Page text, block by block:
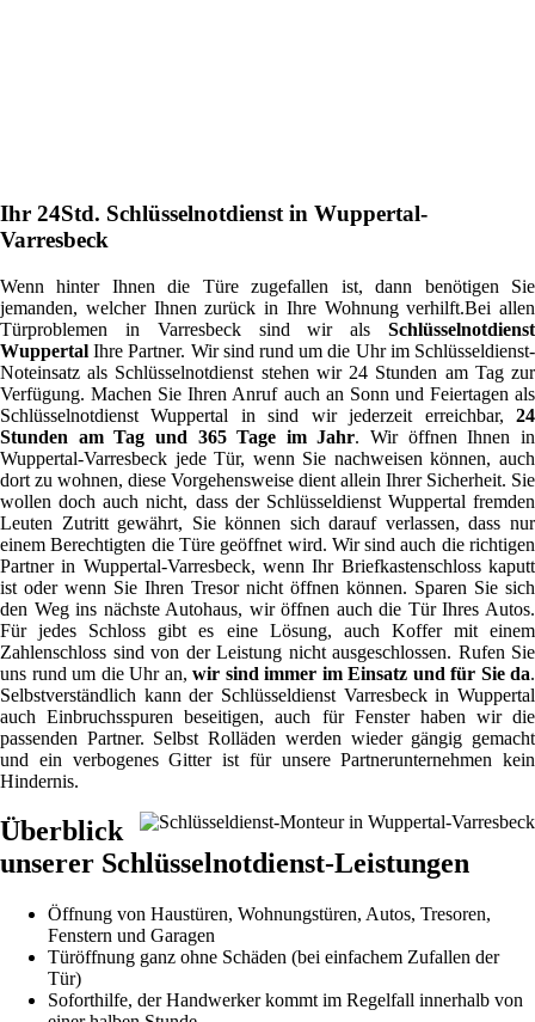
Ihr 24Std. Schlüsselnotdienst in Wuppertal-
Varresbeck
Wenn hinter Ihnen die Türe zugefallen ist, dann benötigen Sie
jemanden, welcher Ihnen zurück in Ihre Wohnung verhilft.Bei allen
Türproblemen in Varresbeck sind wir als Schlüsselnotdienst
Wuppertal Ihre Partner. Wir sind rund um die Uhr im Schlüsseldienst-
Noteinsatz als Schlüsselnotdienst stehen wir 24 Stunden am Tag zur
Verfügung. Machen Sie Ihren Anruf auch an Sonn und Feiertagen als
Schlüsselnotdienst Wuppertal in sind wir jederzeit erreichbar, 24
Stunden am Tag und 365 Tage im Jahr. Wir öffnen Ihnen in
Wuppertal-Varresbeck jede Tür, wenn Sie nachweisen können, auch
dort zu wohnen, diese Vorgehensweise dient allein Ihrer Sicherheit. Sie
wollen doch auch nicht, dass der Schlüsseldienst Wuppertal fremden
Leuten Zutritt gewährt, Sie können sich darauf verlassen, dass nur
einem Berechtigten die Türe geöffnet wird. Wir sind auch die richtigen
Partner in Wuppertal-Varresbeck, wenn Ihr Briefkastenschloss kaputt
ist oder wenn Sie Ihren Tresor nicht öffnen können. Sparen Sie sich
den Weg ins nächste Autohaus, wir öffnen auch die Tür Ihres Autos.
Für jedes Schloss gibt es eine Lösung, auch Koffer mit einem
Zahlenschloss sind von der Leistung nicht ausgeschlossen. Rufen Sie
uns rund um die Uhr an, wir sind immer im Einsatz und für Sie da.
Selbstverständlich kann der Schlüsseldienst Varresbeck in Wuppertal
auch Einbruchsspuren beseitigen, auch für Fenster haben wir die
passenden Partner. Selbst Rolläden werden wieder gängig gemacht
und ein verbogenes Gitter ist für unsere Partnerunternehmen kein
Hindernis.
Überblick
unserer Schlüsselnotdienst-Leistungen
Öffnung von Haustüren, Wohnungstüren, Autos, Tresoren,
Fenstern und Garagen
Türöffnung ganz ohne Schäden (bei einfachem Zufallen der
Tür)
Soforthilfe, der Handwerker kommt im Regelfall innerhalb von